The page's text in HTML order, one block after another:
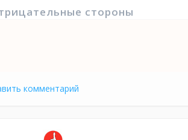
стороны
комментарий